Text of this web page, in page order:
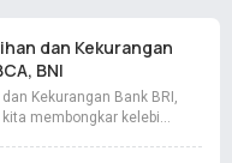
dan Kekurangan
BNI
Kekurangan Bank BRI,
membongkar kelebi…